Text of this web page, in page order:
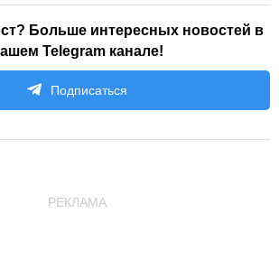
Больше интересных новостей в
Telegram канале!
Подписаться
РЕКЛАМА